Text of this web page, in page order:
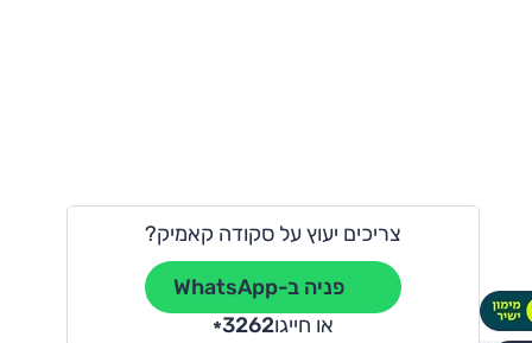
צריכים יעוץ על סקודה קאמיק?
פניה ב-WhatsApp
או חייגו
*3262